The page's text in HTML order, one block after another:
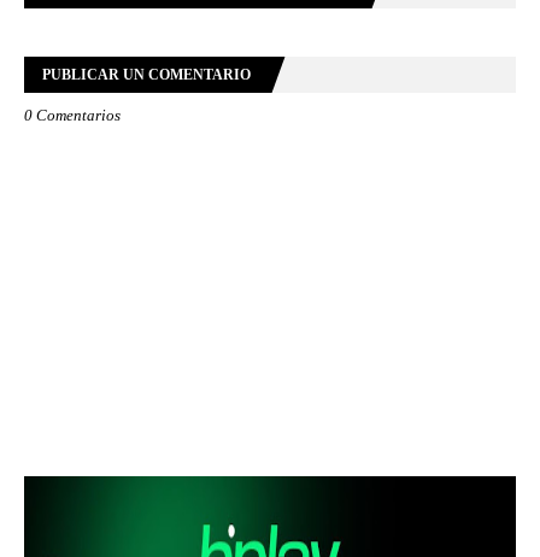
PUBLICAR UN COMENTARIO
0 Comentarios